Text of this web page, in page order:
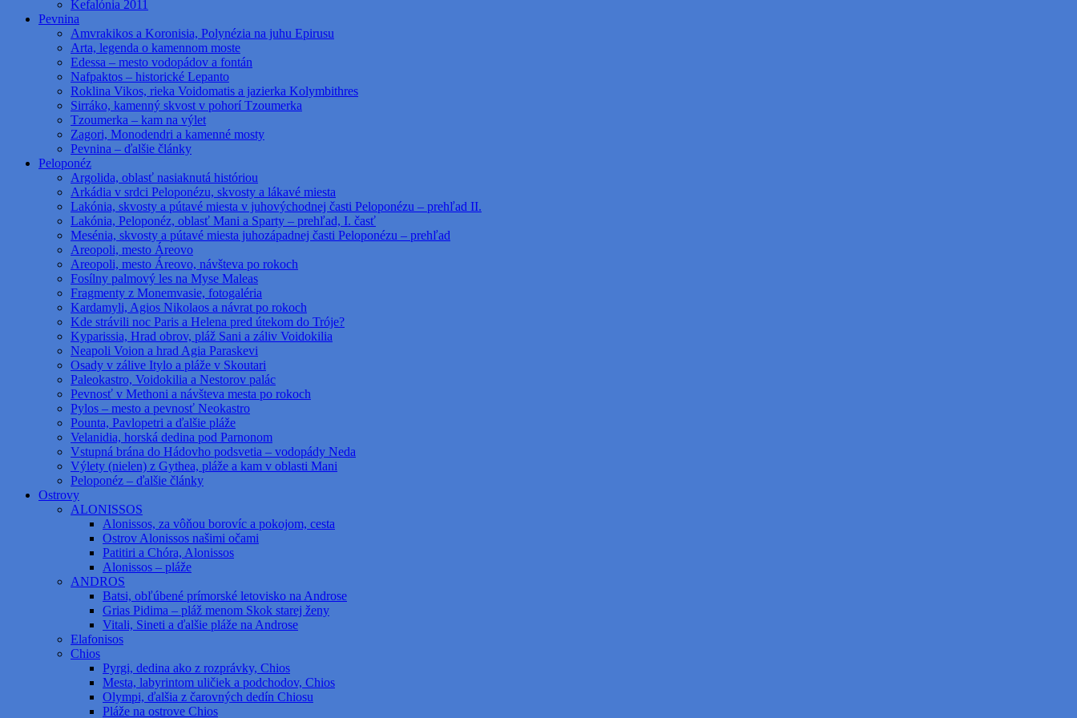
Kefalónia 2011
Pevnina
Amvrakikos a Koronisia, Polynézia na juhu Epirusu
Arta, legenda o kamennom moste
Edessa – mesto vodopádov a fontán
Nafpaktos – historické Lepanto
Roklina Vikos, rieka Voidomatis a jazierka Kolymbithres
Sirráko, kamenný skvost v pohorí Tzoumerka
Tzoumerka – kam na výlet
Zagori, Monodendri a kamenné mosty
Pevnina – ďalšie články
Peloponéz
Argolida, oblasť nasiaknutá históriou
Arkádia v srdci Peloponézu, skvosty a lákavé miesta
Lakónia, skvosty a pútavé miesta v juhovýchodnej časti Peloponézu – prehľad II.
Lakónia, Peloponéz, oblasť Mani a Sparty – prehľad, I. časť
Mesénia, skvosty a pútavé miesta juhozápadnej časti Peloponézu – prehľad
Areopoli, mesto Áreovo
Areopoli, mesto Áreovo, návšteva po rokoch
Fosílny palmový les na Myse Maleas
Fragmenty z Monemvasie, fotogaléria
Kardamyli, Agios Nikolaos a návrat po rokoch
Kde strávili noc Paris a Helena pred útekom do Tróje?
Kyparissia, Hrad obrov, pláž Sani a záliv Voidokilia
Neapoli Voion a hrad Agia Paraskevi
Osady v zálive Itylo a pláže v Skoutari
Paleokastro, Voidokilia a Nestorov palác
Pevnosť v Methoni a návšteva mesta po rokoch
Pylos – mesto a pevnosť Neokastro
Pounta, Pavlopetri a ďalšie pláže
Velanidia, horská dedina pod Parnonom
Vstupná brána do Hádovho podsvetia – vodopády Neda
Výlety (nielen) z Gythea, pláže a kam v oblasti Mani
Peloponéz – ďalšie články
Ostrovy
ALONISSOS
Alonissos, za vôňou borovíc a pokojom, cesta
Ostrov Alonissos našimi očami
Patitiri a Chóra, Alonissos
Alonissos – pláže
ANDROS
Batsi, obľúbené prímorské letovisko na Androse
Grias Pidima – pláž menom Skok starej ženy
Vitali, Sineti a ďalšie pláže na Androse
Elafonisos
Chios
Pyrgi, dedina ako z rozprávky, Chios
Mesta, labyrintom uličiek a podchodov, Chios
Olympi, ďalšia z čarovných dedín Chiosu
Pláže na ostrove Chios